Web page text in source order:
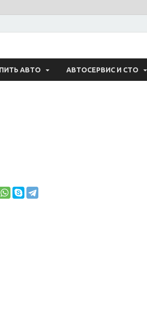
— Авто
АВТО АВТОСЕРВИС И СТО